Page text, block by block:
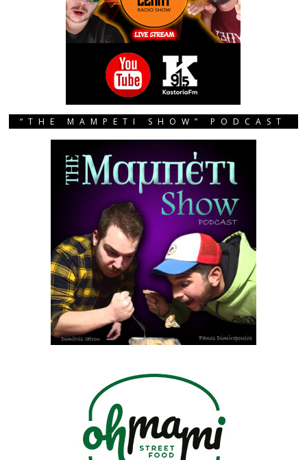
“THE MAMPETI SHOW” PODCAST